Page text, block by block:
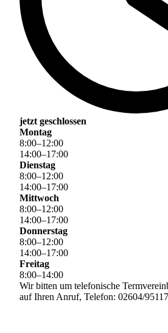
jetzt geschlossen
Montag
8:00–12:00
14:00–17:00
Dienstag
8:00–12:00
14:00–17:00
Mittwoch
8:00–12:00
14:00–17:00
Donnerstag
8:00–12:00
14:00–17:00
Freitag
8:00–14:00
Wir bitten um telefonische
auf Ihren Anruf, Telefon: 02604/